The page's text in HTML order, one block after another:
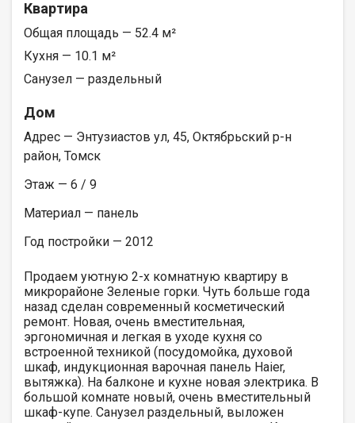
Квартира
Общая площадь — 52.4 м²
Кухня — 10.1 м²
Санузел — раздельный
Дом
Адрес — Энтузиастов ул, 45, Октябрьский р-н
район, Томск
Этаж — 6 / 9
Материал — панель
Год постройки — 2012
Продаем уютную 2-х комнатную квартиру в
микрорайоне Зеленые горки. Чуть больше года
назад сделан современный косметический
ремонт. Новая, очень вместительная,
эргономичная и легкая в уходе кухня со
встроенной техникой (посудомойка, духовой
шкаф, индукционная варочная панель Наiеr,
вытяжка). На балконе и кухне новая электрика. В
большой комнате новый, очень вместительный
шкаф-купе. Санузел раздельный, выложен